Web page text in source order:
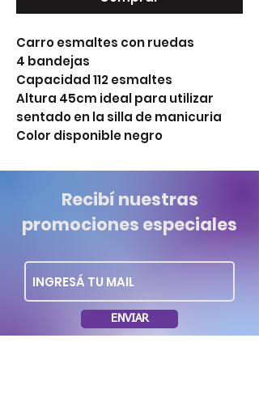
Carro esmaltes con ruedas
4 bandejas
Capacidad 112 esmaltes
Altura 45cm ideal para utilizar
sentado en la silla de manicuria
Color disponible negro
Recibí nuestras
promociones especiales
ENVIAR